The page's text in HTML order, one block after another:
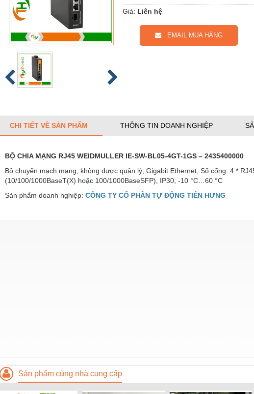
Giá: Liên hệ
EMAIL MUA HÀNG
CHI TIẾT VỀ SẢN PHẨM THÔNG TIN DOANH NGHIỆP
BỘ CHIA MẠNG RJ45 WEIDMULLER IE-SW-BL05-4GT-1GS – 2435400000
Bộ chuyển mạch mạng, không được quản lý, Gigabit Ethernet, Số cổng: 4 *
(10/100/1000BaseT(X) hoặc 100/1000BaseSFP), IP30, -10 °C…60 °C
Sản phẩm doanh nghiệp: CÔNG TY CỔ PHẦN TỰ ĐỘNG TIẾN HƯNG
Sản phẩm cùng nhà cung cấp